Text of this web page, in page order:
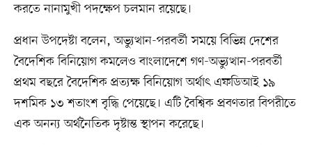
করতে নানামুখী পদক্ষেপ চলমান রয়েছে।
প্রধান উপদেষ্টা বলেন, অভ্যুত্থান-পরবর্তী সময়ে বিভিন্ন দেশের
বৈদেশিক বিনিয়োগ কমলেও বাংলাদেশে গণ-অভ্যুত্থান-পরবর্তী
প্রথম বছরে বৈদেশিক প্রত্যক্ষ বিনিয়োগ অর্থাৎ এফডিআই ১৯
দশমিক ১৩ শতাংশ বৃদ্ধি পেয়েছে। এটি বৈশ্বিক প্রবণতার বিপরীতে
এক অনন্য অর্থনৈতিক দৃষ্টান্ত স্থাপন করেছে।